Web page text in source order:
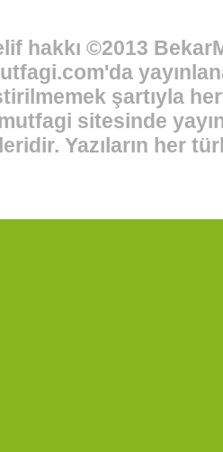
hakkı ©2013
şartıyla
sitesinde
Yazıların her